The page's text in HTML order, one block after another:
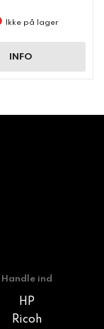
Ikke på lager
INFO
Handle ind
HP
Ricoh